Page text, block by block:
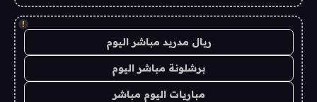
!
ريال مدريد مباشر اليوم
برشلونة مباشر اليوم
مباريات اليوم مباشر